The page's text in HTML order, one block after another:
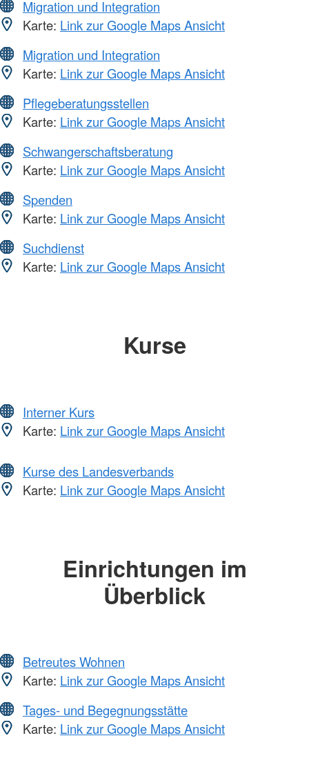
Migration und Integration
Karte: Link zur Google Maps Ansicht
Migration und Integration
Karte: Link zur Google Maps Ansicht
Pflegeberatungsstellen
Karte: Link zur Google Maps Ansicht
Schwangerschaftsberatung
Karte: Link zur Google Maps Ansicht
Spenden
Karte: Link zur Google Maps Ansicht
Suchdienst
Karte: Link zur Google Maps Ansicht
Kurse
Interner Kurs
Karte: Link zur Google Maps Ansicht
Kurse des Landesverbands
Karte: Link zur Google Maps Ansicht
Einrichtungen im
Überblick
Betreutes Wohnen
Karte: Link zur Google Maps Ansicht
Tages- und Begegnungsstätte
Karte: Link zur Google Maps Ansicht